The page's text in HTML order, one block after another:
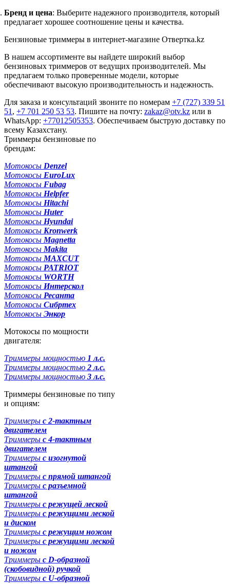
Бренд и цена: Выберите надежного производителя, который
предлагает хорошее соотношение цены и качества.
Бензиновые триммеры в интернет-магазине Отвертка.kz
В нашем ассортименте вы найдете широкий выбор
бензиновых триммеров от ведущих производителей. Мы
предлагаем только проверенные модели, которые
обеспечивают высокую производительность и надежность.
Для заказа и консультаций звоните по номерам +7 (727) 339 51
51 , +7 701 250 53 53. Пишите на почту: zakaz@otv.kz или в
WhatsApp: +77012505353. Обеспечиваем быструю доставку по
всему Казахстану.
Триммеры бензиновые по
брендам:
Мотокосы Denzel
Мотокосы EuroLux
Мотокосы Fubag
Мотокосы Helpfer
Мотокосы Hitachi
Мотокосы Huter
Мотокосы Hyundai
Мотокосы Kronwerk
Мотокосы Magnetta
Мотокосы Makita
Мотокосы MAXCUT
Мотокосы PATRIOT
Мотокосы WORTH
Мотокосы Интерскол
Мотокосы Ресанта
Мотокосы Сибртех
Мотокосы Энкор
Мотокосы по мощности
двигателя:
Триммеры мощностью 1 л.с.
Триммеры мощностью 2 л.с.
Триммеры мощностью 3 л.с.
Триммеры бензиновые по типу
и опциям:
Триммеры с 2-тактным
двигателем
Триммеры с 4-тактным
двигателем
Триммеры с изогнутой
штангой
Триммеры с прямой штангой
Триммеры с разъемной
штангой
Триммеры с режущей леской
Триммеры с режущими леской
и диском
Триммеры с режущим ножом
Триммеры с режущими леской
и ножом
Триммеры с D-образной
(скобовидной) ручкой
Триммеры с U-образной